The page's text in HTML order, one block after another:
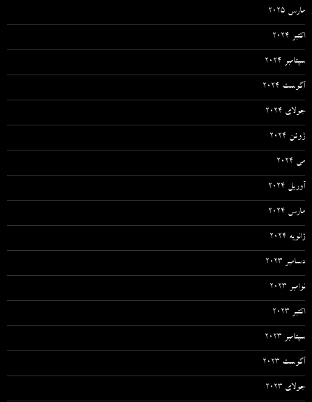
مارس 2025
اکتبر 2024
سپتامبر 2024
آگوست 2024
جولای 2024
ژوئن 2024
می 2024
آوریل 2024
مارس 2024
ژانویه 2024
دسامبر 2023
نوامبر 2023
اکتبر 2023
سپتامبر 2023
آگوست 2023
جولای 2023